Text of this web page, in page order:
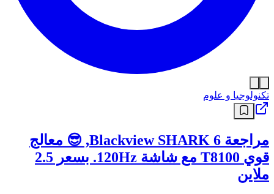
تكنولوجيا و علوم
مراجعة Blackview SHARK 6, 😎 معالج
قوي T8100 مع شاشة 120Hz. بسعر 2.5
ملاين